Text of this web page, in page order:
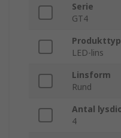
Serie
GT4
Produkttyp
LED-lins
Linsform
Rund
Antal
4